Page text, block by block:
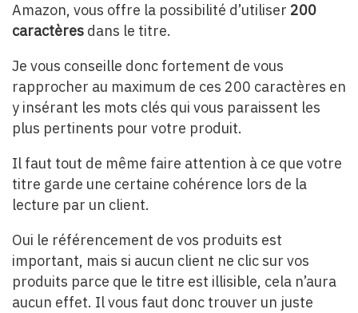
Amazon, vous offre la possibilité d’utiliser 200
caractères dans le titre.
Je vous conseille donc fortement de vous
rapprocher au maximum de ces 200 caractères en
y insérant les mots clés qui vous paraissent les
plus pertinents pour votre produit.
Il faut tout de même faire attention à ce que votre
titre garde une certaine cohérence lors de la
lecture par un client.
Oui le référencement de vos produits est
important, mais si aucun client ne clic sur vos
produits parce que le titre est illisible, cela n’aura
aucun effet. Il vous faut donc trouver un juste